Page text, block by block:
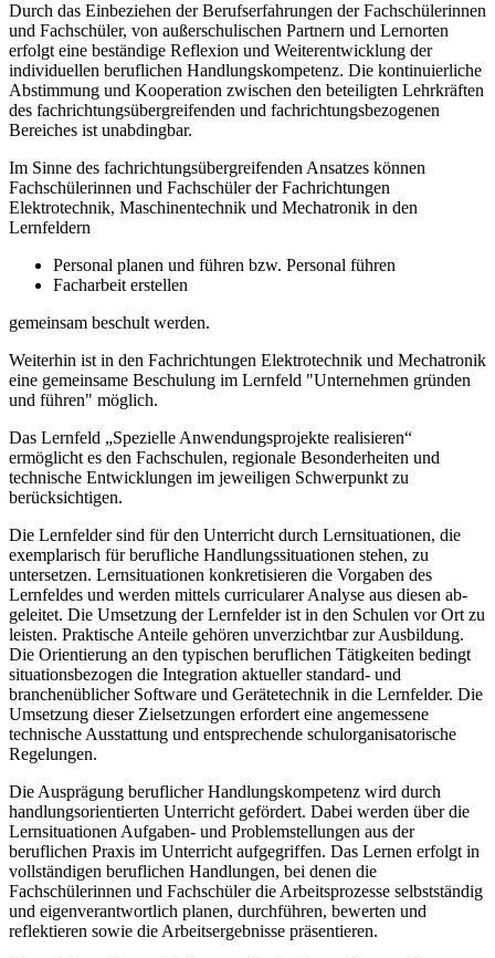
Durch das Einbeziehen der Berufserfahrungen der Fachschülerinnen
und Fachschüler, von außerschulischen Partnern und Lernorten
erfolgt eine beständige Reflexion und Weiterentwicklung der
individuellen beruflichen Handlungskompetenz. Die kontinuierliche
Abstimmung und Kooperation zwischen den beteiligten Lehrkräften
des fachrichtungs­übergreifenden und fachrichtungsbezogenen
Bereiches ist unabdingbar.
Im Sinne des fachrichtungsübergreifenden Ansatzes können
Fachschülerinnen und Fachschüler der Fachrichtungen
Elektrotechnik, Maschinentechnik und Mechatronik in den
Lernfeldern
Personal planen und führen bzw. Personal führen
Facharbeit erstellen
gemeinsam beschult werden.
Weiterhin ist in den Fachrichtungen Elektrotechnik und Mechatronik
eine gemeinsame Beschulung im Lernfeld "Unternehmen gründen
und führen" möglich.
Das Lernfeld „Spezielle Anwendungsprojekte realisieren“
ermöglicht es den Fachschulen, regionale Besonderheiten und
technische Entwicklungen im jeweiligen Schwerpunkt zu
berücksichtigen.
Die Lernfelder sind für den Unterricht durch Lernsituationen, die
exemplarisch für be­rufliche Handlungssituationen stehen, zu
untersetzen. Lernsituationen konkretisieren die Vorgaben des
Lernfeldes und werden mittels curricularer Analyse aus diesen ab­
geleitet. Die Umsetzung der Lernfelder ist in den Schulen vor Ort zu
leisten. Praktische Anteile gehören unverzichtbar zur Ausbildung.
Die Orientierung an den typischen beruflichen Tätigkeiten bedingt
situationsbezogen die Integration aktueller standard- und
branchenüblicher Software und Gerätetechnik in die Lernfelder. Die
Umsetzung dieser Zielsetzungen erfordert eine angemessene
technische Ausstattung und entsprechende schulorganisatorische
Regelungen.
Die Ausprägung beruflicher Handlungskompetenz wird durch
handlungsorientierten Unterricht gefördert. Dabei werden über die
Lernsituationen Aufgaben- und Problem­stellungen aus der
beruflichen Praxis im Unterricht aufgegriffen. Das Lernen erfolgt in
vollständigen beruflichen Handlungen, bei denen die
Fachschülerinnen und Fachschü­ler die Arbeitsprozesse selbstständig
und eigenverantwortlich planen, durchführen, be­werten und
reflektieren sowie die Arbeitsergebnisse präsentieren.